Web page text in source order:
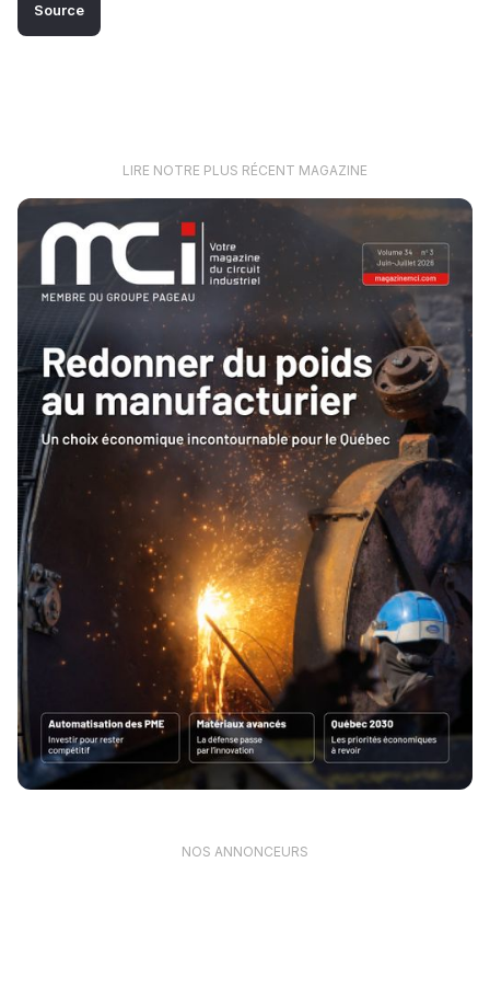
Source
LIRE NOTRE PLUS RÉCENT MAGAZINE
NOS ANNONCEURS